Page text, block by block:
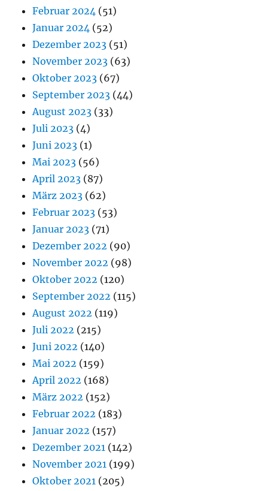
Februar 2024 (51)
Januar 2024 (52)
Dezember 2023 (51)
November 2023 (63)
Oktober 2023 (67)
September 2023 (44)
August 2023 (33)
Juli 2023 (4)
Juni 2023 (1)
Mai 2023 (56)
April 2023 (87)
März 2023 (62)
Februar 2023 (53)
Januar 2023 (71)
Dezember 2022 (90)
November 2022 (98)
Oktober 2022 (120)
September 2022 (115)
August 2022 (119)
Juli 2022 (215)
Juni 2022 (140)
Mai 2022 (159)
April 2022 (168)
März 2022 (152)
Februar 2022 (183)
Januar 2022 (157)
Dezember 2021 (142)
November 2021 (199)
Oktober 2021 (205)